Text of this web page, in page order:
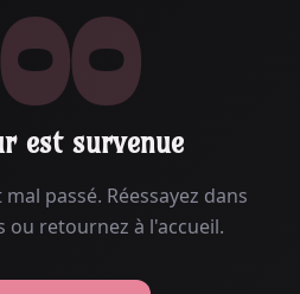
est survenue
passé. Réessayez dans
ou retournez à l'accueil.